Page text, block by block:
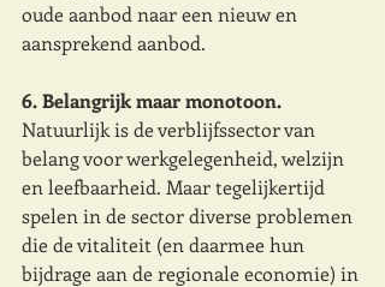
oude aanbod naar een nieuw en
aansprekend aanbod.
6. Belangrijk maar monotoon.
Natuurlijk is de verblijfssector van
belang voor werkgelegenheid, welzijn
en leefbaarheid. Maar tegelijkertijd
spelen in de sector diverse problemen
die de vitaliteit (en daarmee hun
bijdrage aan de regionale economie) in